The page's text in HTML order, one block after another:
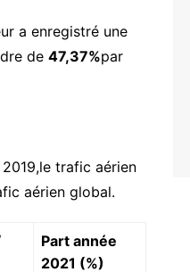
a enregistré une
de 47,37%par
trafic aérien
aérien global.
Part année
2021 (%)